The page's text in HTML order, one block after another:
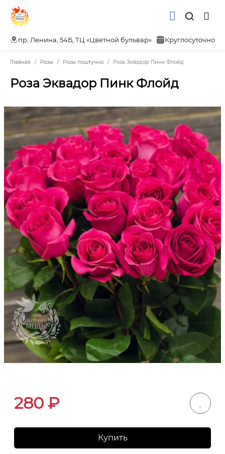
пр. Ленина, 54Б, ТЦ «Цветной бульвар» Круглосуточно
Главная Розы Розы поштучно Роза Эквадор Пинк Флойд
Роза Эквадор Пинк Флойд
280 ₽
Купить